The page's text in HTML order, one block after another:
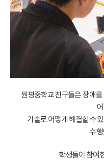
원평중학교 친구들은 장애
기술로 어떻게 해결할 수
수
학생들이 참여